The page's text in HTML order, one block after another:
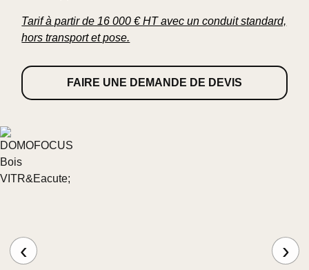
Tarif à partir de 16 000 € HT avec un conduit standard,
hors transport et pose.
FAIRE UNE DEMANDE DE DEVIS
‹ ›